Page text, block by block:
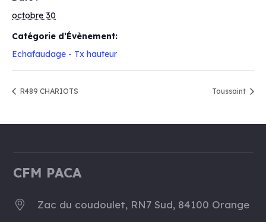
octobre 30
Catégorie d’Évènement:
Echafaudage - Tx hauteur
R489 CHARIOTS Toussaint
CFM PACA
Zac du coudoulet, RN7 Sud, 84100 Orange